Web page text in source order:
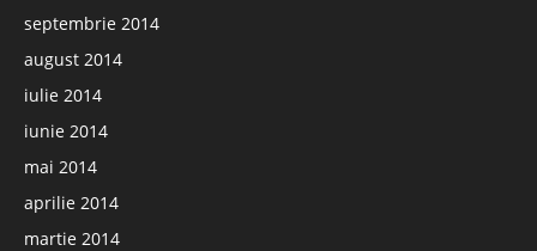
septembrie 2014
august 2014
iulie 2014
iunie 2014
mai 2014
aprilie 2014
martie 2014